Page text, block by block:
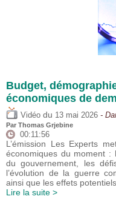
Budget,
économiques de
Vidéo du 13 mai 2026 -
Par Thomas Grjebine
00:11:56
L’émission Les Experts
économiques du moment
du gouvernement, les
l’évolution de la guerre
ainsi que les effets
Lire la suite >